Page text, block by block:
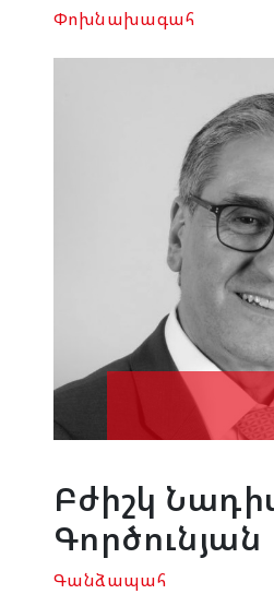
Փոխնախագահ
Բժիշկ
Գործունյան
Գանձապահ